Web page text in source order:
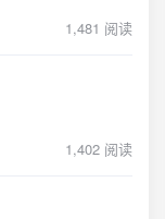
1,481 阅读
1,402 阅读